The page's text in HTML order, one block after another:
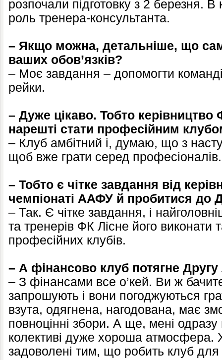
розпочали підготовку з 2 березня.
роль тренера-консультанта.
– Якщо можна, детальніше, що
ваших обов’язків?
– Моє завдання – допомогти
рейки.
– Дуже цікаво. Тобто керівництво
нарешті стати професійним
– Клуб амбітний і, думаю, що з
щоб вже грати серед професіоналів.
– Тобто є чітке завдання від
чемпіонаті ААФУ й пробитися до
– Так. Є чітке завдання, і
та тренерів ФК Лісне його виконати
професійних клубів.
– А фінансово клуб потягне Другу
– З фінансами все о’кей. Ви ж
запрошують і вони погоджуються
взута, одягнена, нагодована, має
повноцінні збори. А ще, мені
колективі дуже хороша атмосфера.
задоволені тим, що робить клуб для